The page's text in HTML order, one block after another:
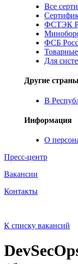
Все
ФСТЭК
ФСБ
Для
Другие страны
В
Информация
О
Пресс-центр
Вакансии
Контакты
К списку вакансий